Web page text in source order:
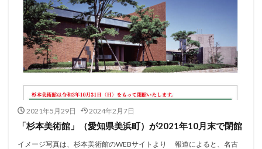
2021年5月29日 2024年2月7日
「杉本美術館」（愛知県美浜町）が2021年10月末で閉館
イメージ写真は、杉本美術館のWEBサイトより 報道によると、名古